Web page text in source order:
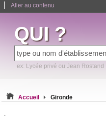
Aller au contenu
QUI ?
ex: Lycée privé ou Jean Rostand
Accueil Gironde